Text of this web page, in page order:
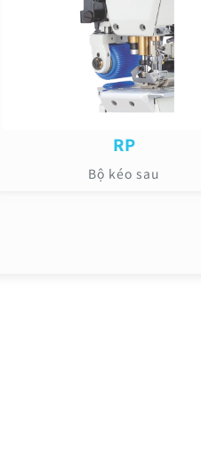
RP
Bộ kéo sau